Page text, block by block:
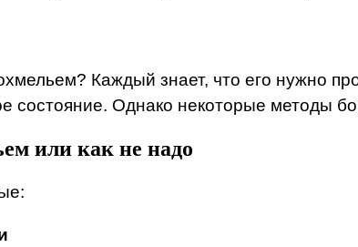
Каждый знает, что его нужно
состояние. Однако некоторые методы
или как не надо